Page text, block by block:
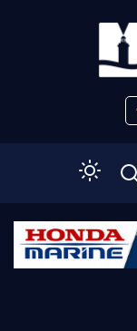
Početna